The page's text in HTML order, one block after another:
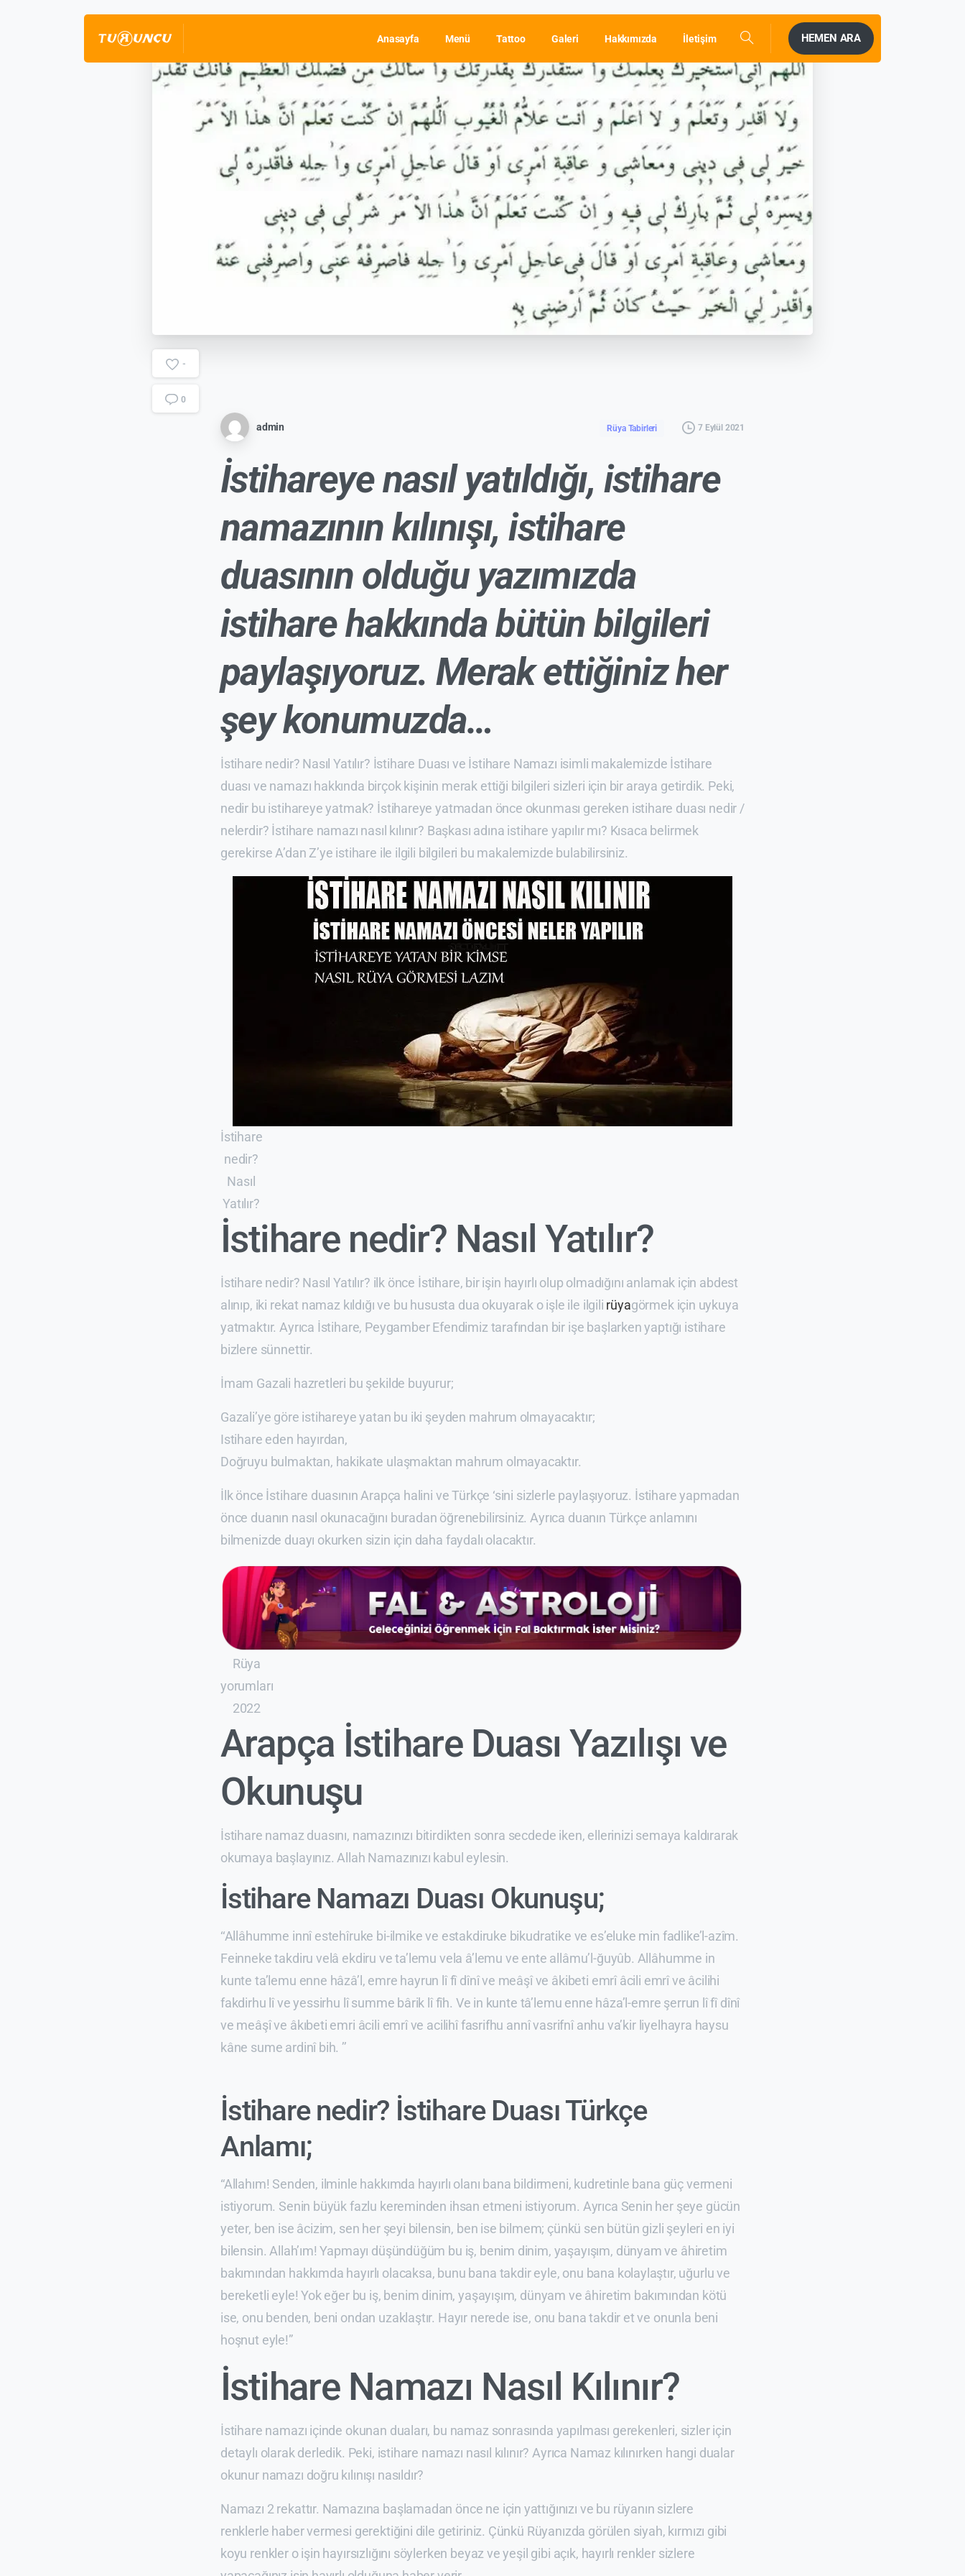
Anasayfa Menü Tattoo Galeri Hakkımızda İletişim HEMEN ARA
-
0
admin Rüya Tabirleri 7 Eylül 2021
İstihareye nasıl yatıldığı, istihare
namazının kılınışı, istihare
duasının olduğu yazımızda
istihare hakkında bütün bilgileri
paylaşıyoruz. Merak ettiğiniz her
şey konumuzda…
İstihare nedir? Nasıl Yatılır? İstihare Duası ve İstihare Namazı isimli makalemizde İstihare
duası ve namazı hakkında birçok kişinin merak ettiği bilgileri sizleri için bir araya getirdik. Peki,
nedir bu istihareye yatmak? İstihareye yatmadan önce okunması gereken istihare duası nedir /
nelerdir? İstihare namazı nasıl kılınır? Başkası adına istihare yapılır mı? Kısaca belirmek
gerekirse A’dan Z’ye istihare ile ilgili bilgileri bu makalemizde bulabilirsiniz.
İstihare
nedir?
Nasıl
Yatılır?
İstihare nedir? Nasıl Yatılır?
İstihare nedir? Nasıl Yatılır? ilk önce İstihare, bir işin hayırlı olup olmadığını anlamak için abdest
alınıp, iki rekat namaz kıldığı ve bu hususta dua okuyarak o işle ile ilgili rüyagörmek için uykuya
yatmaktır. Ayrıca İstihare, Peygamber Efendimiz tarafından bir işe başlarken yaptığı istihare
bizlere sünnettir.
İmam Gazali hazretleri bu şekilde buyurur;
Gazali’ye göre istihareye yatan bu iki şeyden mahrum olmayacaktır;
Istihare eden hayırdan,
Doğruyu bulmaktan, hakikate ulaşmaktan mahrum olmayacaktır.
İlk önce İstihare duasının Arapça halini ve Türkçe ‘sini sizlerle paylaşıyoruz. İstihare yapmadan
önce duanın nasıl okunacağını buradan öğrenebilirsiniz. Ayrıca duanın Türkçe anlamını
bilmenizde duayı okurken sizin için daha faydalı olacaktır.
Rüya
yorumları
2022
Arapça İstihare Duası Yazılışı ve
Okunuşu
İstihare namaz duasını, namazınızı bitirdikten sonra secdede iken, ellerinizi semaya kaldırarak
okumaya başlayınız. Allah Namazınızı kabul eylesin.
İstihare Namazı Duası Okunuşu;
‘‘Allâhumme innî estehîruke bi-ilmike ve estakdiruke bikudratike ve es’eluke min fadlike’l-azîm.
Feinneke takdiru velâ ekdiru ve ta’lemu vela â’lemu ve ente allâmu’l-ğuyûb. Allâhumme in
kunte ta’lemu enne hâzâ’l, emre hayrun lî fî dînî ve meâşî ve âkibeti emrî âcili emrî ve âcilihi
fakdirhu lî ve yessirhu lî summe bârik lî fîh. Ve in kunte tâ’lemu enne hâza’l-emre şerrun lî fî dînî
ve meâşî ve âkıbeti emri âcili emrî ve acilihî fasrifhu annî vasrifnî anhu va’kir liyelhayra haysu
kâne sume ardinî bih. ’’
İstihare nedir? İstihare Duası Türkçe
Anlamı;
“Allahım! Senden, ilminle hakkımda hayırlı olanı bana bildirmeni, kudretinle bana güç vermeni
istiyorum. Senin büyük fazlu kereminden ihsan etmeni istiyorum. Ayrıca Senin her şeye gücün
yeter, ben ise âcizim, sen her şeyi bilensin, ben ise bilmem; çünkü sen bütün gizli şeyleri en iyi
bilensin. Allah’ım! Yapmayı düşündüğüm bu iş, benim dinim, yaşayışım, dünyam ve âhiretim
bakımından hakkımda hayırlı olacaksa, bunu bana takdir eyle, onu bana kolaylaştır, uğurlu ve
bereketli eyle! Yok eğer bu iş, benim dinim, yaşayışım, dünyam ve âhiretim bakımından kötü
ise, onu benden, beni ondan uzaklaştır. Hayır nerede ise, onu bana takdir et ve onunla beni
hoşnut eyle!”
İstihare Namazı Nasıl Kılınır?
İstihare namazı içinde okunan duaları, bu namaz sonrasında yapılması gerekenleri, sizler için
detaylı olarak derledik. Peki, istihare namazı nasıl kılınır? Ayrıca Namaz kılınırken hangi dualar
okunur namazı doğru kılınışı nasıldır?
Namazı 2 rekattır. Namazına başlamadan önce ne için yattığınızı ve bu rüyanın sizlere
renklerle haber vermesi gerektiğini dile getiriniz. Çünkü Rüyanızda görülen siyah, kırmızı gibi
koyu renkler o işin hayırsızlığını söylerken beyaz ve yeşil gibi açık, hayırlı renkler sizlere